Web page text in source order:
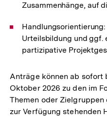
Zusammenhänge, auf
Urteilsbildung und ggf.
partizipative
Anträge können ab sofort
Oktober 2026 zu den im
Themen oder
zur Verfügung stehenden